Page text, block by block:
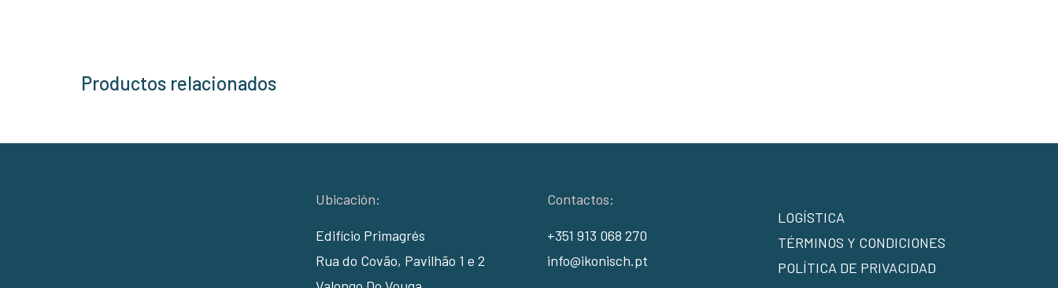
Productos relacionados
Ubicación:
Edifício Primagrés
Rua do Covão, Pavilhão 1 e 2
Contactos:
+351 913 068 270
info@ikonisch.pt
LOGÍSTICA
TÉRMINOS Y CONDICIONES
POLÍTICA DE PRIVACIDAD